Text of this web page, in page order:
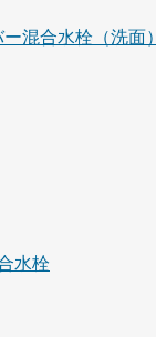
混合水栓（洗面）
水栓